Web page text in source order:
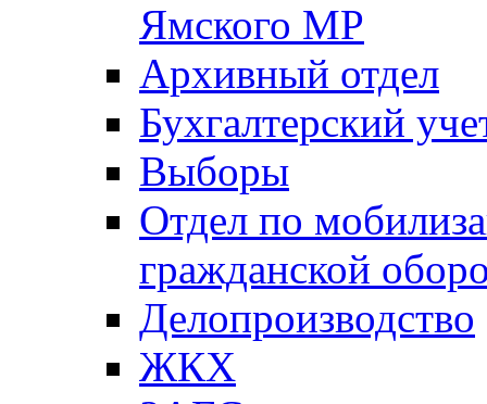
Ямского МР
Архивный отдел
Бухгалтерский
Выборы
Отдел по
гражданской
Делопроизводство
ЖКХ